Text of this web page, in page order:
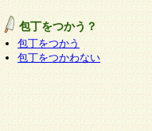
包丁をつかう？
包丁をつかう
包丁をつかわない